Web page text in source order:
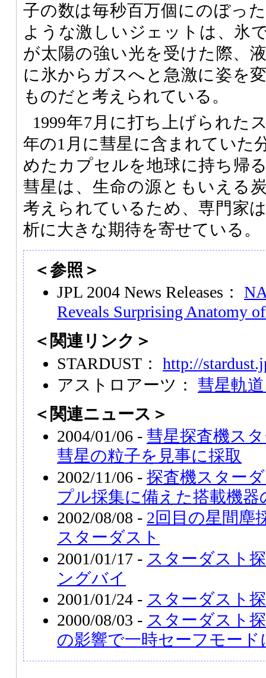
子の数は毎秒百万個にのぼっ
ような激しいジェットは、氷
が太陽の強い光を受けた際、
に氷からガスへと急激に姿を
ものだと考えられている。
1999年7月に打ち上げられた
年の1月に彗星に含まれていた
めたカプセルを地球に持ち帰
彗星は、生命の源ともいえる
考えられているため、専門家
析に大きな期待を寄せている。
＜参照＞
JPL 2004 News Releases：
Reveals Surprising Anatomy
＜関連リンク＞
STARDUST： http://
アストロアーツ： 彗星軌
＜関連ニュース＞
2004/01/06 - 彗星探査機ス
彗星の粒子を見事に採取
2002/11/06 - 探査機スター
プル採集に備えた搭載機
2002/08/08 - 2回目の星間塵
スターダスト
2001/01/17 - スターダスト
ングバイ
2001/01/24 - スターダスト
2000/08/03 - スターダスト
の影響で一時セーフモード